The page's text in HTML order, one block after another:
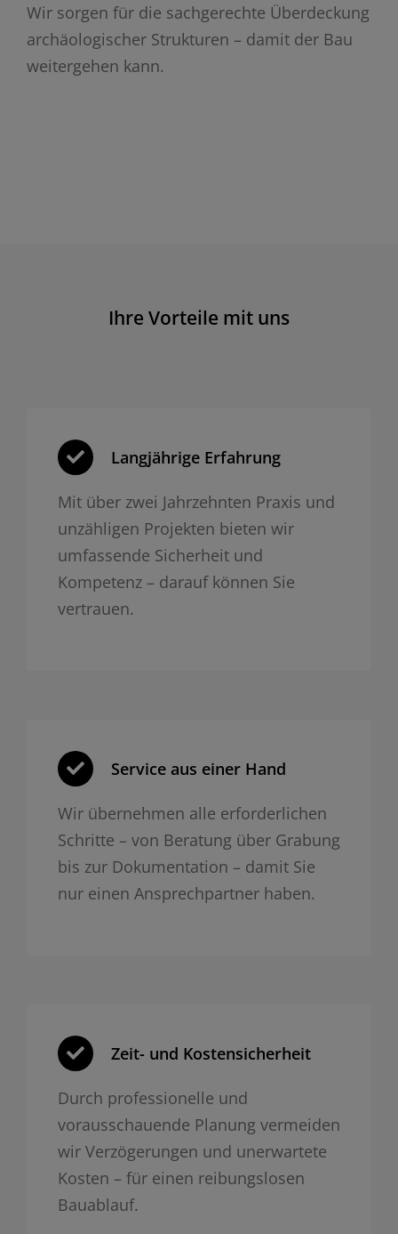
Wir sorgen für die sachgerechte Überdeckung
archäologischer Strukturen – damit der Bau
weitergehen kann.
Ihre Vorteile mit uns
Langjährige Erfahrung
Mit über zwei Jahrzehnten Praxis und
unzähligen Projekten bieten wir
umfassende Sicherheit und
Kompetenz – darauf können Sie
vertrauen.
Service aus einer Hand
Wir übernehmen alle erforderlichen
Schritte – von Beratung über Grabung
bis zur Dokumentation – damit Sie
nur einen Ansprechpartner haben.
Zeit- und Kosten­sicherheit
Durch professionelle und
vorausschauende Planung vermeiden
wir Verzögerungen und unerwartete
Kosten – für einen reibungslosen
Bauablauf.